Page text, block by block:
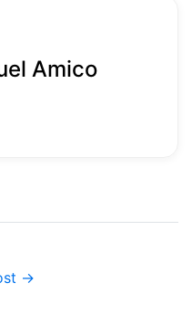
Amico
→